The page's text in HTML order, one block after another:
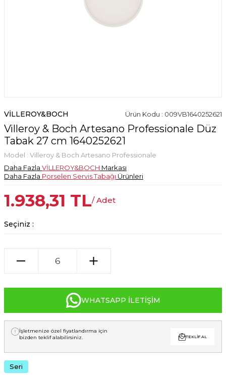
VİLLEROY&BOCH Ürün Kodu : 009VB1640252621
Villeroy & Boch Artesano Professionale Düz
Tabak 27 cm 1640252621
Model : Villeroy & Boch Artesano Professionale
Daha Fazla VİLLEROY&BOCH Markası
Daha Fazla Porselen Servis Tabağı Ürünleri
1.938,31 TL/ Adet
Seçiniz :
WHATSAPP İLETIŞIM
İşletmenize özel fiyatlandırma için
bizden teklif alabilirsiniz.
TEKLIF AL
Seri